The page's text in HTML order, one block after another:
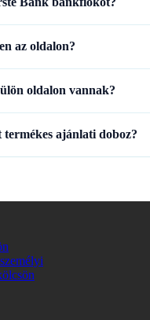
az oldalon?
oldalon vannak?
ajánlati doboz?